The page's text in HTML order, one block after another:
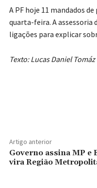
A PF hoje 11 mandados
quarta-feira. A
ligações para explicar
Texto: Lucas Daniel
Artigo anterior
Governo assina MP e
vira Região